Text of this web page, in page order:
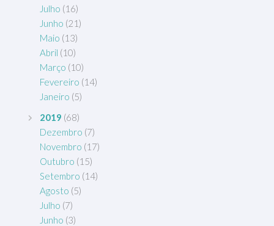
Julho (16)
Junho (21)
Maio (13)
Abril (10)
Março (10)
Fevereiro (14)
Janeiro (5)
2019 (68)
Dezembro (7)
Novembro (17)
Outubro (15)
Setembro (14)
Agosto (5)
Julho (7)
Junho (3)